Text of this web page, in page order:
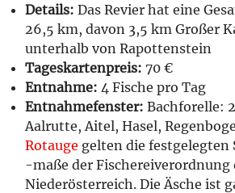
Details: Das Revier hat eine
26,5 km, davon 3,5 km Großer
unterhalb von Rapottenstein
Tageskartenpreis: 70 €
Entnahme: 4 Fische pro Tag
Entnahmefenster: Bachforelle:
Aalrutte, Aitel, Hasel,
Rotauge gelten die festgelegten
-maße der Fischereiverordnung
Niederösterreich. Die Äsche ist